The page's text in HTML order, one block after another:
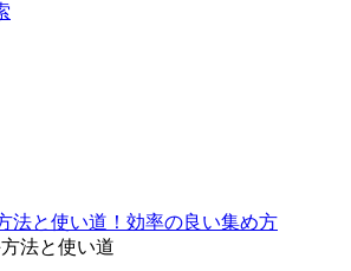
法と使い道！効率の良い集め方
法と使い道